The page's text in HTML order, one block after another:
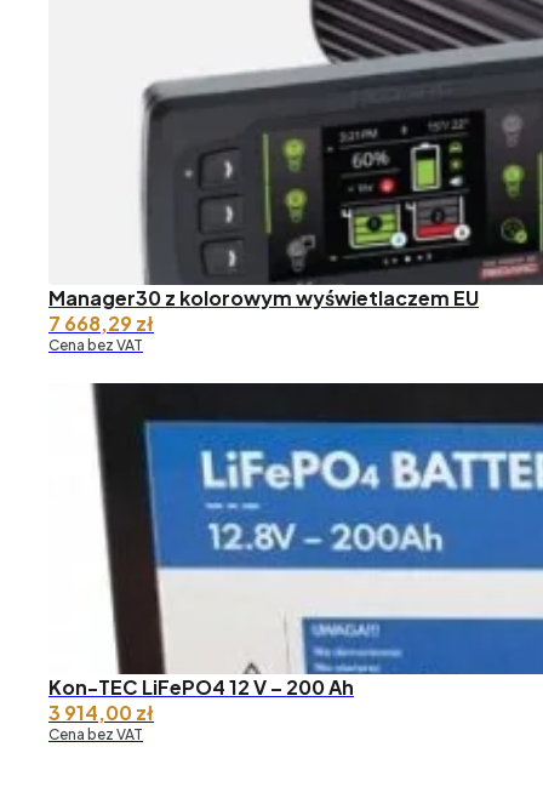
Manager30 z kolorowym wyświetlaczem EU
7 668,29zł
Cena bez VAT
Kon-TEC LiFePO4 12 V – 200 Ah
3 914,00zł
Cena bez VAT